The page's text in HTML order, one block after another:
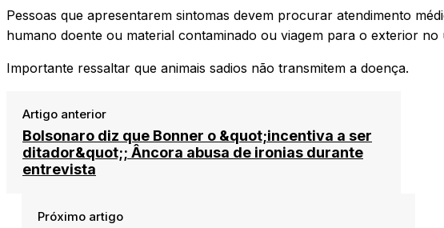
Pessoas que apresentarem sintomas devem procurar atendimento
humano doente ou material contaminado ou viagem para o exterior no
Importante ressaltar que animais sadios não transmitem a doença.
Artigo anterior
Bolsonaro diz que Bonner o &quot;incentiva a ser
ditador&quot;; Âncora abusa de ironias durante
entrevista
Próximo artigo